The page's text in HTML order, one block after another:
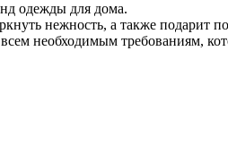
одежды для дома.
нежность, а также подарит
необходимым требованиям,